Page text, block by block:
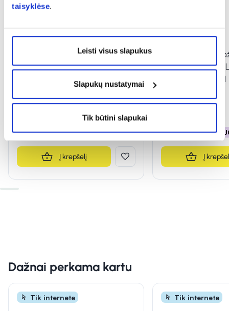
taisyklėse.
Leisti visus slapukus
Slapukų nustatymai
Tik būtini slapukai
-50%
BIOCLIN kasdieninis plaukų
serumas BIO ARGAN, 100 ml
% PAPILDOMA NUOLAIDA
Į krepšelį
-50%
BIOCLIN kaukė
plaukams BIO
PROTECT, 100 ml
% PAPILDOMA
Į
Dažnai perkama kartu
Tik internete Tik internete